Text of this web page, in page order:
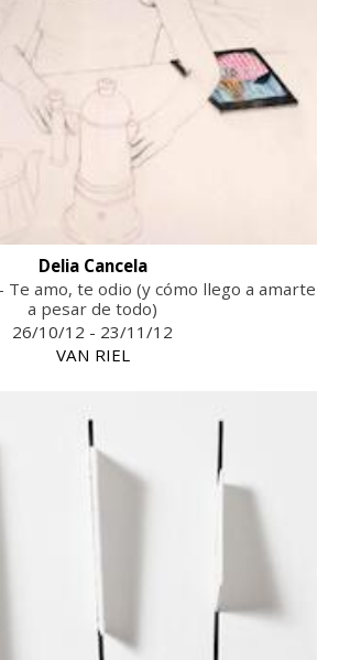
Delia Cancela
Te amo, te odio (y cómo llego a amarte
a pesar de todo)
26/10/12 - 23/11/12
VAN RIEL